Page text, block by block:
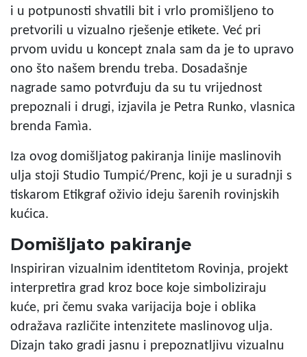
i u potpunosti shvatili bit i vrlo promišljeno to
pretvorili u vizualno rješenje etikete. Već pri
prvom uvidu u koncept znala sam da je to upravo
ono što našem brendu treba. Dosadašnje
nagrade samo potvrđuju da su tu vrijednost
prepoznali i drugi, izjavila je Petra Runko, vlasnica
brenda Famìa.
Iza ovog domišljatog pakiranja linije maslinovih
ulja stoji Studio Tumpić/Prenc, koji je u suradnji s
tiskarom Etikgraf oživio ideju šarenih rovinjskih
kućica.
Domišljato pakiranje
Inspiriran vizualnim identitetom Rovinja, projekt
interpretira grad kroz boce koje simboliziraju
kuće, pri čemu svaka varijacija boje i oblika
odražava različite intenzitete maslinovog ulja.
Dizajn tako gradi jasnu i prepoznatljivu vizualnu